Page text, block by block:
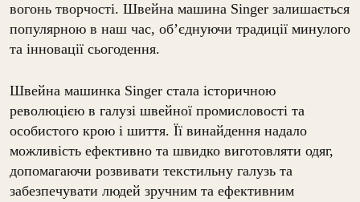
вогонь творчості. Швейна машина Singer залишається
популярною в наш час, об’єднуючи традиції минулого
та інновації сьогодення.
Швейна машинка Singer стала історичною
революцією в галузі швейної промисловості та
особистого крою і шиття. Її винайдення надало
можливість ефективно та швидко виготовляти одяг,
допомагаючи розвивати текстильну галузь та
забезпечувати людей зручним та ефективним